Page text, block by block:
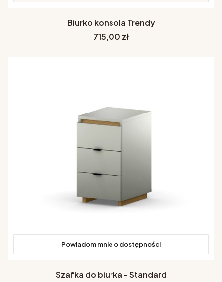
Biurko konsola Trendy
Cena
715,00 zł
Powiadom mnie o dostępności
Szafka do biurka - Standard